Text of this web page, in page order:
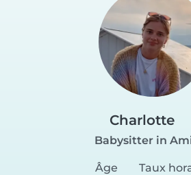
Charlotte
Babysitter in
Âge
Taux